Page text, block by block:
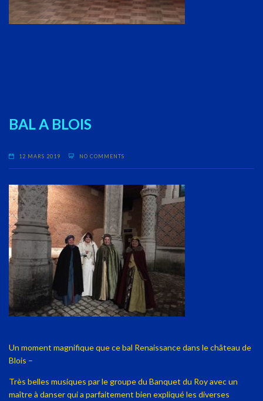
BAL A BLOIS
12 MARS 2019 NO COMMENTS
Un moment magnifique que ce bal Renaissance dans le château de
Blois –
Très belles musiques par le groupe du Banquet du Roy avec un
maître à danser qui a parfaitement bien expliqué les diverses